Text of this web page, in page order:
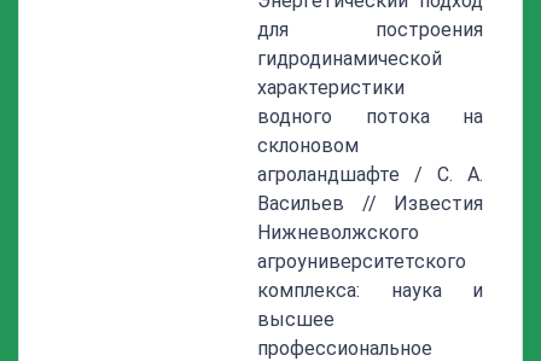
для построения
гидродинамической
характеристики
водного потока на
склоновом
агроландшафте / С. А.
Васильев // Известия
Нижневолжского
агроуниверситетского
комплекса: наука и
высшее
профессиональное